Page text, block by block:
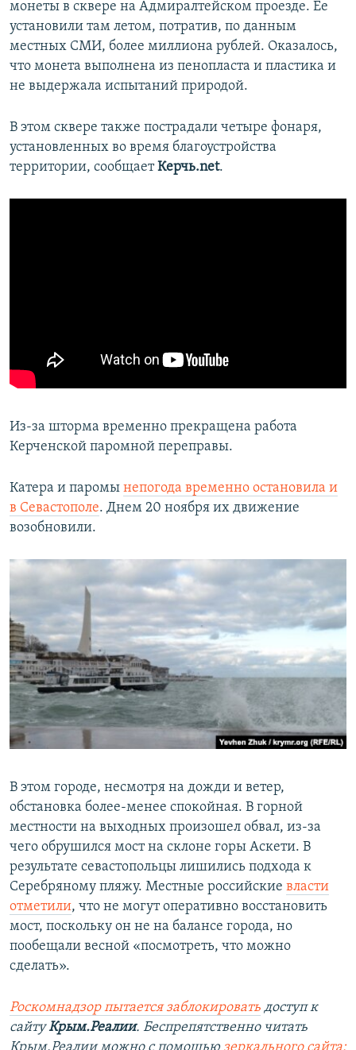
монеты в сквере на Адмиралтейском проезде. Ее
установили там летом, потратив, по данным
местных СМИ, более миллиона рублей. Оказалось,
что монета выполнена из пенопласта и пластика и
не выдержала испытаний природой.
В этом сквере также пострадали четыре фонаря,
установленных во время благоустройства
территории, сообщаетКерчь.net.
Из-за шторма временно прекращена работа
Керченской паромной переправы.
Катера и паромы непогода временно остановила и
в Севастополе. Днем 20 ноября их движение
возобновили.
В этом городе, несмотря на дожди и ветер,
обстановка более-менее спокойная. В горной
местности на выходных произошел обвал, из-за
чего обрушился мост на склоне горы Аскети. В
результате севастопольцы лишились подхода к
Серебряному пляжу. Местные российские власти
отметили, что не могут оперативно восстановить
мост, поскольку он не на балансе города, но
пообещали весной «посмотреть, что можно
сделать».
Роскомнадзор пытается заблокировать доступ к
сайтуКрым.Реалии. Беспрепятственно читать
Крым.Реалии можно с помощью зеркального сайта: